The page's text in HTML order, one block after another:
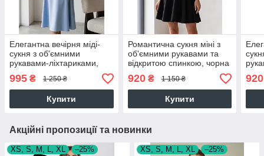
Елегантна вечірня міді-
сукня з об'ємними
рукавами-ліхтариками,
995 ₴ 1 250 ₴
Купити
Романтична сукня міні з
об'ємними рукавами та
відкритою спинкою, чорна
920₴ 1 150 ₴
Купити
920
Акційні пропозиції та новинки
XS, S, M, L, XL –25% XS, S, M, L, XL –25%